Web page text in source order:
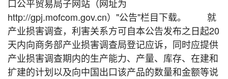
口公平贸易局子网站（网址为
http://gpj.mofcom.gov.cn）"公告"栏目下载。 就
产业损害调查，利害关系方可自本公告发布之日起20
天内向商务部产业损害调查局登记应诉，同时应提供
产业损害调查期内的生产能力、产量、库存、在建和
扩建的计划以及向中国出口该产品的数量和金额等说